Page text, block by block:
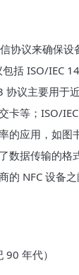
议来确保设
括 ISO/IEC
议主要用于
卡等；ISO/
的应用，如图
数据传输的格
的 NFC 设备
90 年代）